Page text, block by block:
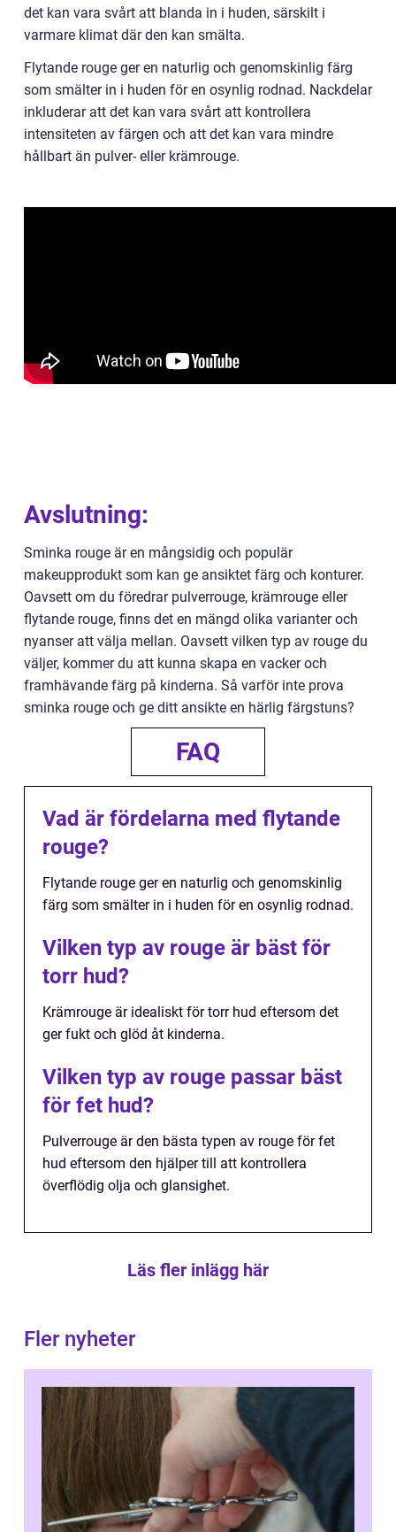
det kan vara svårt att blanda in i huden, särskilt i
varmare klimat där den kan smälta.
Flytande rouge ger en naturlig och genomskinlig färg
som smälter in i huden för en osynlig rodnad. Nackdelar
inkluderar att det kan vara svårt att kontrollera
intensiteten av färgen och att det kan vara mindre
hållbart än pulver- eller krämrouge.
Avslutning:
Sminka rouge är en mångsidig och populär
makeupprodukt som kan ge ansiktet färg och konturer.
Oavsett om du föredrar pulverrouge, krämrouge eller
flytande rouge, finns det en mängd olika varianter och
nyanser att välja mellan. Oavsett vilken typ av rouge du
väljer, kommer du att kunna skapa en vacker och
framhävande färg på kinderna. Så varför inte prova
sminka rouge och ge ditt ansikte en härlig färgstuns?
FAQ
Vad är fördelarna med flytande
rouge?
Flytande rouge ger en naturlig och genomskinlig
färg som smälter in i huden för en osynlig rodnad.
Vilken typ av rouge är bäst för
torr hud?
Krämrouge är idealiskt för torr hud eftersom det
ger fukt och glöd åt kinderna.
Vilken typ av rouge passar bäst
för fet hud?
Pulverrouge är den bästa typen av rouge för fet
hud eftersom den hjälper till att kontrollera
överflödig olja och glansighet.
Läs fler inlägg här
Fler nyheter